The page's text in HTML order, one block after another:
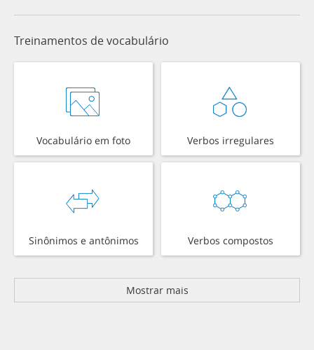
Treinamentos de vocabulário
Vocabulário em foto Verbos irregulares
Sinônimos e antônimos Verbos compostos
Mostrar mais